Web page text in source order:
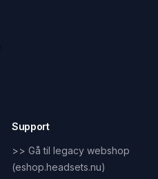
Support
>> Gå til legacy webshop
(eshop.headsets.nu)